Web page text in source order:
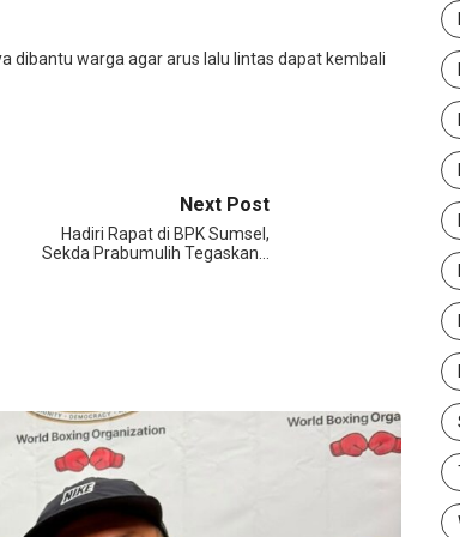
dibantu warga agar arus lalu lintas dapat kembali
Next Post
Hadiri Rapat di BPK Sumsel,
Sekda Prabumulih Tegaskan…
159